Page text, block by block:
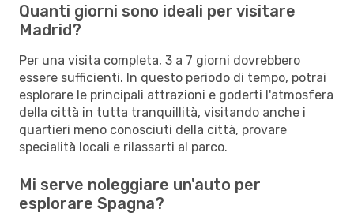
Quanti giorni sono ideali per visitare
Madrid?
Per una visita completa, 3 a 7 giorni dovrebbero
essere sufficienti. In questo periodo di tempo, potrai
esplorare le principali attrazioni e goderti l'atmosfera
della città in tutta tranquillità, visitando anche i
quartieri meno conosciuti della città, provare
specialità locali e rilassarti al parco.
Mi serve noleggiare un'auto per
esplorare Spagna?